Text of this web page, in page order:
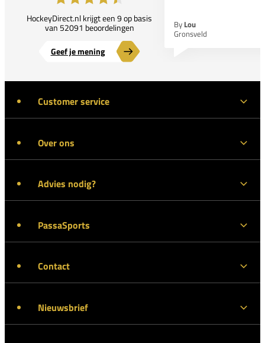
HockeyDirect.nl krijgt een 9 op basis
van 52091 beoordelingen
Geef je mening
By Lou
Gronsveld
Customer service
Over ons
Advies nodig?
PassaSports
Contact
Nieuwsbrief